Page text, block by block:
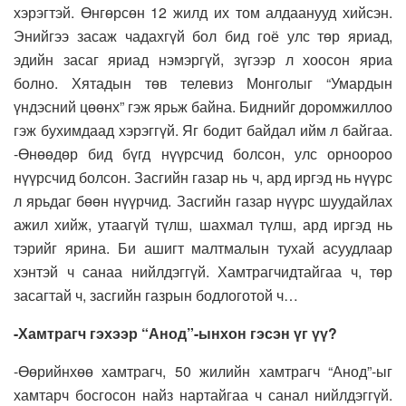
хэрэгтэй. Өнгөрсөн 12 жилд их том алдаанууд хийсэн.
Энийгээ засаж чадахгүй бол бид гоё улс төр яриад,
эдийн засаг яриад нэмэргүй, зүгээр л хоосон яриа
болно. Хятадын төв телевиз Монголыг “Умардын
үндэсний цөөнх” гэж ярьж байна. Биднийг доромжиллоо
гэж бухимдаад хэрэггүй. Яг бодит байдал ийм л байгаа.
-Өнөөдөр бид бүгд нүүрсчид болсон, улс орноороо
нүүрсчид болсон. Засгийн газар нь ч, ард иргэд нь нүүрс
л ярьдаг бөөн нүүрчид. Засгийн газар нүүрс шуудайлах
ажил хийж, утаагүй түлш, шахмал түлш, ард иргэд нь
тэрийг ярина. Би ашигт малтмалын тухай асуудлаар
хэнтэй ч санаа нийлдэггүй. Хамтрагчидтайгаа ч, төр
засагтай ч, засгийн газрын бодлоготой ч…
-Хамтрагч гэхээр “Анод”-ынхон гэсэн үг үү?
-Өөрийнхөө хамтрагч, 50 жилийн хамтрагч “Анод”-ыг
хамтарч босгосон найз нартайгаа ч санал нийлдэггүй.